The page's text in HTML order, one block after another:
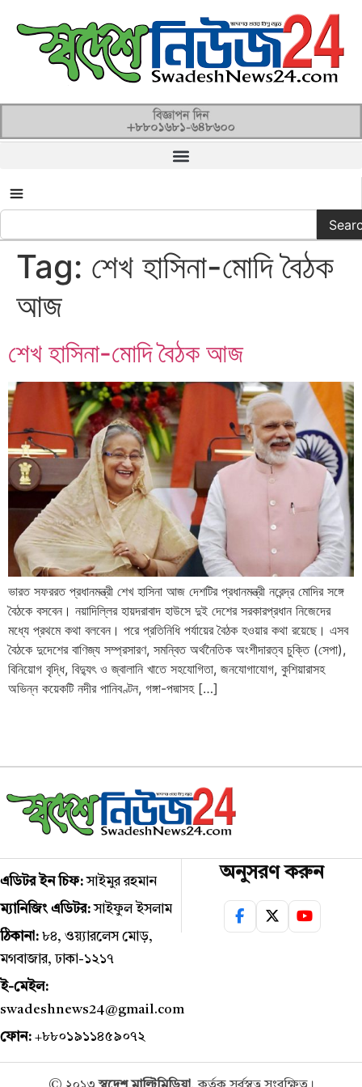
সকল ক্যাটাগরি
Tag: শেখ হাসিনা-মোদি বৈঠক
আজ
শেখ হাসিনা-মোদি বৈঠক আজ
ভারত সফররত প্রধানমন্ত্রী শেখ হাসিনা আজ দেশটির প্রধানমন্ত্রী নরেন্দ্র মোদির সঙ্গে
বৈঠকে বসবেন। নয়াদিল্লির হায়দরাবাদ হাউসে দুই দেশের সরকারপ্রধান নিজেদের
মধ্যে প্রথমে কথা বলবেন। পরে প্রতিনিধি পর্যায়ের বৈঠক হওয়ার কথা রয়েছে। এসব
বৈঠকে দুদেশের বাণিজ্য সম্প্রসারণ, সমন্বিত অর্থনৈতিক অংশীদারত্ব চুক্তি (সেপা),
বিনিয়োগ বৃদ্ধি, বিদ্যুৎ ও জ্বালানি খাতে সহযোগিতা, জনযোগাযোগ, কুশিয়ারাসহ
অভিন্ন কয়েকটি নদীর পানিবণ্টন, গঙ্গা-পদ্মাসহ […]
এডিটর ইন চিফ:সাইমুর রহমান
ম্যানিজিং এডিটর:সাইফুল ইসলাম
ঠিকানা: ৮৪, ওয়্যারলেস মোড়,
মগবাজার, ঢাকা-১২১৭
ই-মেইল:
swadeshnews24@gmail.com
ফোন: +৮৮০১৯১১৪৫৯০৭২
অনুসরণ করুন